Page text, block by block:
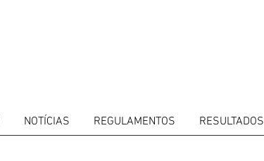
NOTÍCIAS REGULAMENTOS RESULTADOS